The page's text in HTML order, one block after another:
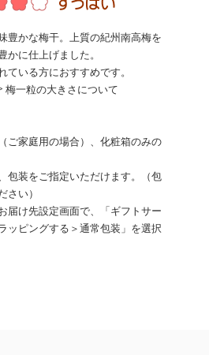
豊かな梅干。上質の紀州南高梅を
かに仕上げました。
ている方におすすめです。
梅一粒の大きさについて
ご家庭用の場合）、化粧箱のみの
包装をご指定いただけます。（包
さい）
届け先設定画面で、「ギフトサー
ッピングする＞通常包装」を選択